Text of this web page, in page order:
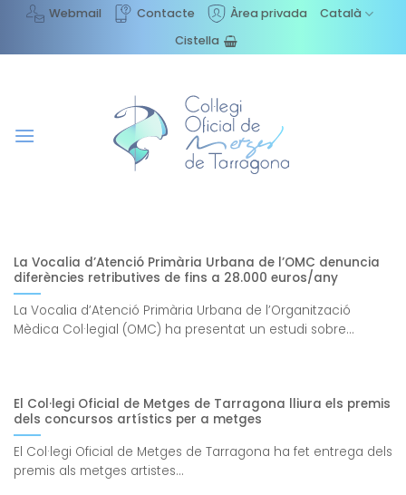
content
Webmail Contacte Àrea privada
Català
Cistella
La Vocalia d’Atenció Primària Urbana de l’OMC denuncia
diferències retributives de fins a 28.000 euros/any
La Vocalia d’Atenció Primària Urbana de l’Organització
Mèdica Col·legial (OMC) ha presentat un estudi sobre...
El Col·legi Oficial de Metges de Tarragona lliura els premis
dels concursos artístics per a metges
El Col·legi Oficial de Metges de Tarragona ha fet entrega dels
premis als metges artistes...